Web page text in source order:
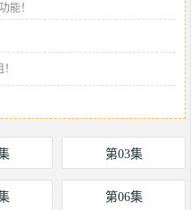
能！
第03集
第06集